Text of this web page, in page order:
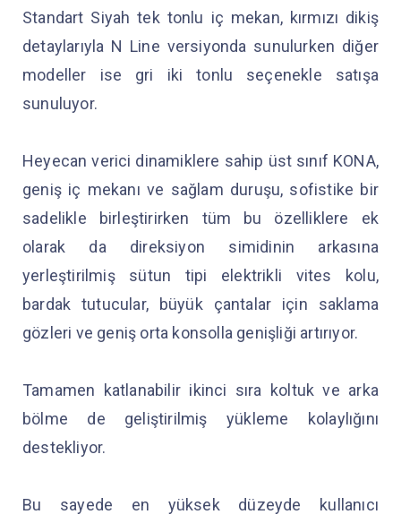
Standart Siyah tek tonlu iç mekan, kırmızı dikiş
detaylarıyla N Line versiyonda sunulurken diğer
modeller ise gri iki tonlu seçenekle satışa
sunuluyor.
Heyecan verici dinamiklere sahip üst sınıf KONA,
geniş iç mekanı ve sağlam duruşu, sofistike bir
sadelikle birleştirirken tüm bu özelliklere ek
olarak da direksiyon simidinin arkasına
yerleştirilmiş sütun tipi elektrikli vites kolu,
bardak tutucular, büyük çantalar için saklama
gözleri ve geniş orta konsolla genişliği artırıyor.
Tamamen katlanabilir ikinci sıra koltuk ve arka
bölme de geliştirilmiş yükleme kolaylığını
destekliyor.
Bu sayede en yüksek düzeyde kullanıcı